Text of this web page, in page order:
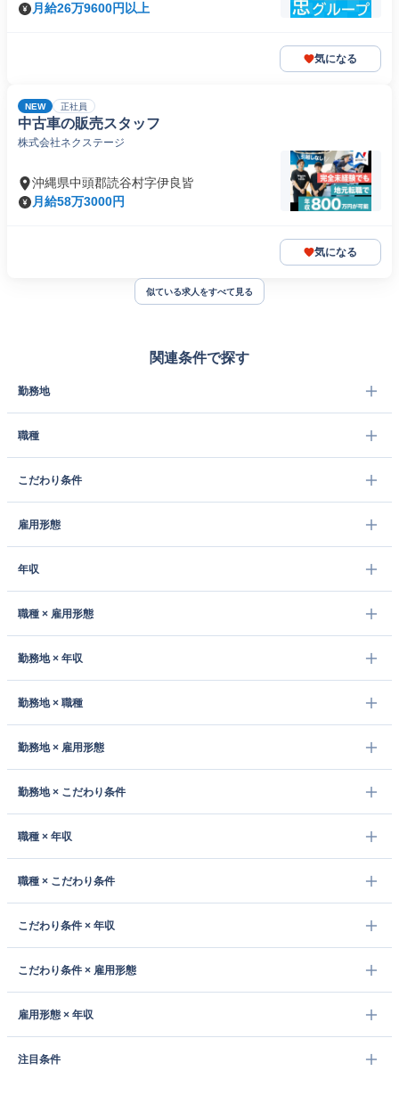
月給26万9600円以上
気になる
NEW 正社員
中古車の販売スタッフ
株式会社ネクステージ
沖縄県中頭郡読谷村字伊良皆
月給58万3000円
気になる
似ている求人をすべて見る
関連条件で探す
勤務地
職種
こだわり条件
雇用形態
年収
職種 × 雇用形態
勤務地 × 年収
勤務地 × 職種
勤務地 × 雇用形態
勤務地 × こだわり条件
職種 × 年収
職種 × こだわり条件
こだわり条件 × 年収
こだわり条件 × 雇用形態
雇用形態 × 年収
注目条件